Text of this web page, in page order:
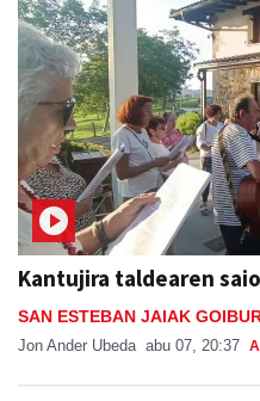
Kantujira taldearen
SAN ESTEBAN JAIAK
Jon Ander Ubeda abu 07, 20:37